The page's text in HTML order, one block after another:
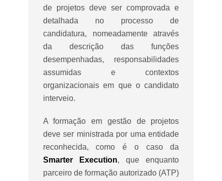
de projetos deve ser comprovada e
detalhada no processo de
candidatura, nomeadamente através
da descrição das funções
desempenhadas, responsabilidades
assumidas e contextos
organizacionais em que o candidato
interveio.
A formação em gestão de projetos
deve ser ministrada por uma entidade
reconhecida, como é o caso da
Smarter Execution, que enquanto
parceiro de formação autorizado (ATP)